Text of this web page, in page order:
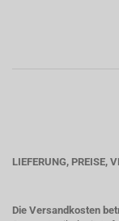
LIEFERUNG, PREISE,
Die Versandkosten